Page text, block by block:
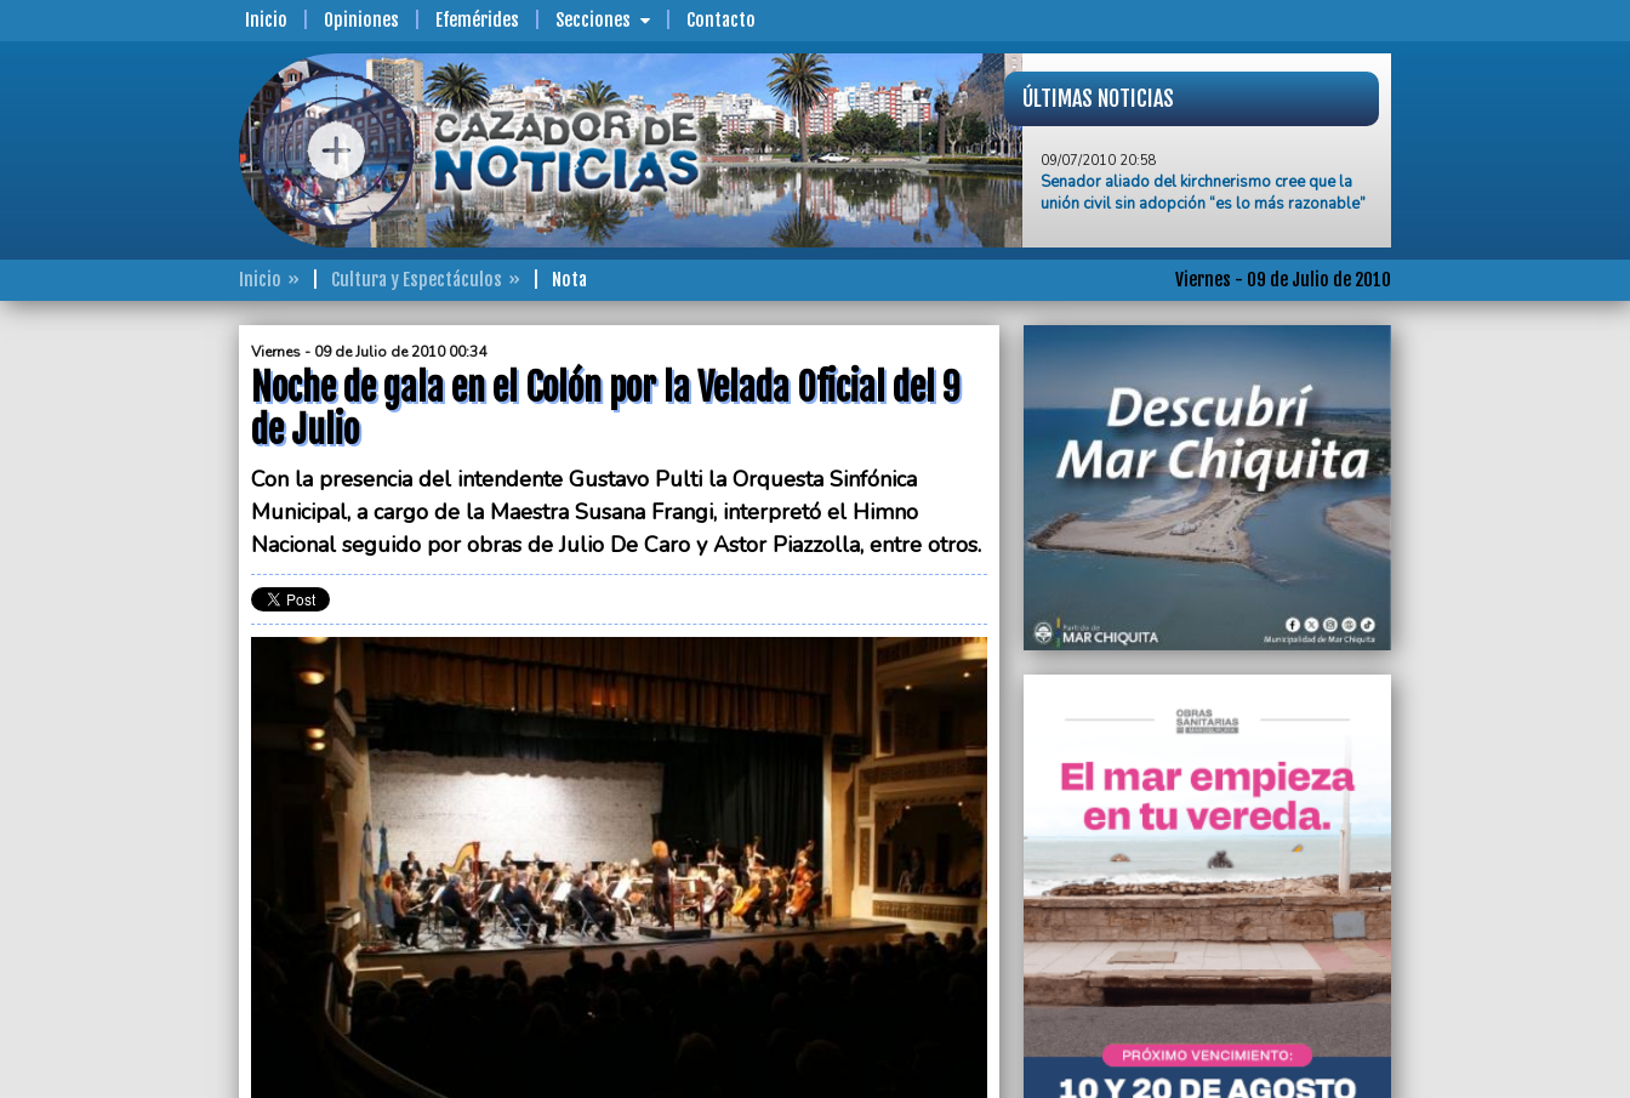
Inicio Opiniones Efemérides Secciones Contacto
ÚLTIMAS NOTICIAS
Senador aliado del kirchnerismo cree que la
unión civil sin adopción “es lo más razonable”
“Nuestra identidad merece el culto del trato
amable y el amor” dijo el Intendente al
encabezar el acto por el día de la
Independencia
hasta los 7 años”
09/07/2010 10:33
“Tapita”, la mascota de la Peatonal
09/07/2010 00:50
Rendición incondicional
Oficial del 9 de Julio
08/07/2010 18:50
El EMTur presentó la nueva página web “Mar
El Gobierno elevó 20% el mínimo no
imponible del impuesto a las ganancias
07/07/2010 22:34
En un año, la canasta básica alimentaria subió
más del doble que el salario
07/07/2010 18:15
Extenderán a toda la Provincia las cámaras de
seguridad
Viernes - 09 de Julio de 2010
Inicio Cultura y Espectáculos Nota
Viernes - 09 de Julio de 2010 00:34
Noche de gala en el Colón por la Velada Oficial del 9
de Julio
Con la presencia del intendente Gustavo Pulti la Orquesta Sinfónica
Municipal, a cargo de la Maestra Susana Frangi, interpretó el Himno
Nacional seguido por obras de Julio De Caro y Astor Piazzolla, entre otros.